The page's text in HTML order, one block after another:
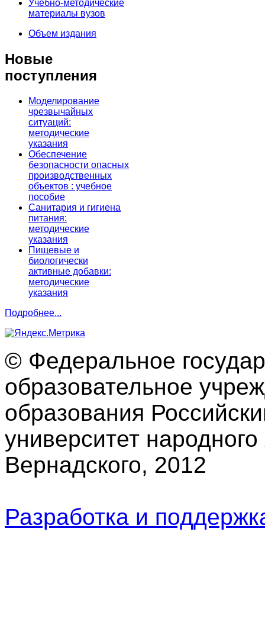
Учебно-методические
материалы вузов
Объем издания
Новые
поступления
Моделирование
чрезвычайных
ситуаций:
методические
указания
Обеспечение
безопасности опасных
производственных
объектов : учебное
пособие
Санитария и гигиена
питания:
методические
указания
Пищевые и
биологически
активные добавки:
методические
указания
Подробнее...
© Федеральное
образовательное
образования
университет
Вернадского, 2012
Разработка и